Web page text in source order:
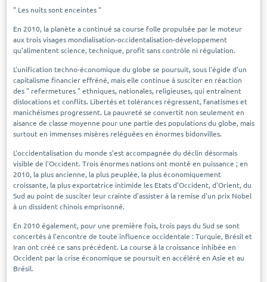
" Les nuits sont enceintes "
En 2010, la planète a continué sa course folle propulsée par le moteur
aux trois visages mondialisation-occidentalisation-développement
qu'alimentent science, technique, profit sans contrôle ni régulation.
L'unification techno-économique du globe se poursuit, sous l'égide d'un
capitalisme financier effréné, mais elle continue à susciter en réaction
des " refermetures " ethniques, nationales, religieuses, qui entraînent
dislocations et conflits. Libertés et tolérances régressent, fanatismes et
manichéismes progressent. La pauvreté se convertit non seulement en
aisance de classe moyenne pour une partie des populations du globe, mais
surtout en immenses misères reléguées en énormes bidonvilles.
L'occidentalisation du monde s'est accompagnée du déclin désormais
visible de l'Occident. Trois énormes nations ont monté en puissance ; en
2010, la plus ancienne, la plus peuplée, la plus économiquement
croissante, la plus exportatrice intimide les Etats d'Occident, d'Orient, du
Sud au point de susciter leur crainte d'assister à la remise d'un prix Nobel
à un dissident chinois emprisonné.
En 2010 également, pour une première fois, trois pays du Sud se sont
concertés à l'encontre de toute influence occidentale : Turquie, Brésil et
Iran ont créé ce sans précédent. La course à la croissance inhibée en
Occident par la crise économique se poursuit en accéléré en Asie et au
Brésil.